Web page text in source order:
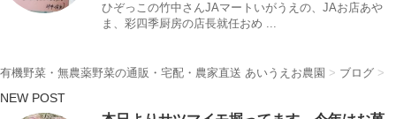
ひぞっこの竹中さんJAマートいがうえの、JAお店あや
ま、彩四季厨房の店長就任おめ ...
有機野菜・無農薬野菜の通販・宅配・農家直送 あいうえお農園 > ブログ >
NEW POST